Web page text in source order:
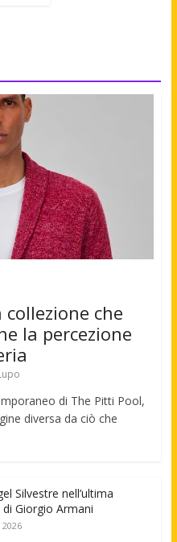
che
la percezione
di The Pitti Pool,
diversa da ciò che
Silvestre nell’ultima
Giorgio Armani